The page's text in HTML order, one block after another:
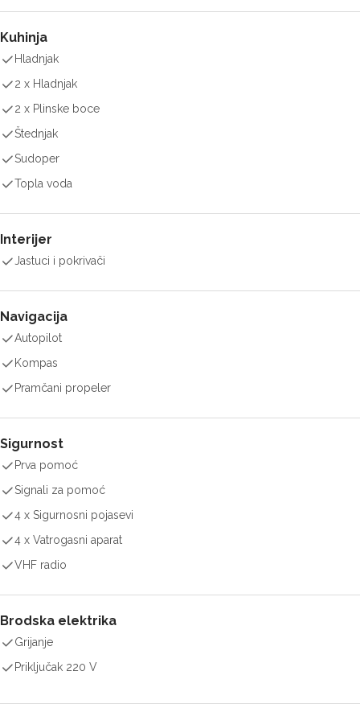
Kuhinja
Hladnjak
2 x Hladnjak
2 x Plinske boce
Štednjak
Sudoper
Topla voda
Interijer
Jastuci i pokrivači
Navigacija
Autopilot
Kompas
Pramčani propeler
Sigurnost
Prva pomoć
Signali za pomoć
4 x Sigurnosni pojasevi
4 x Vatrogasni aparat
VHF radio
Brodska elektrika
Grijanje
Priključak 220 V